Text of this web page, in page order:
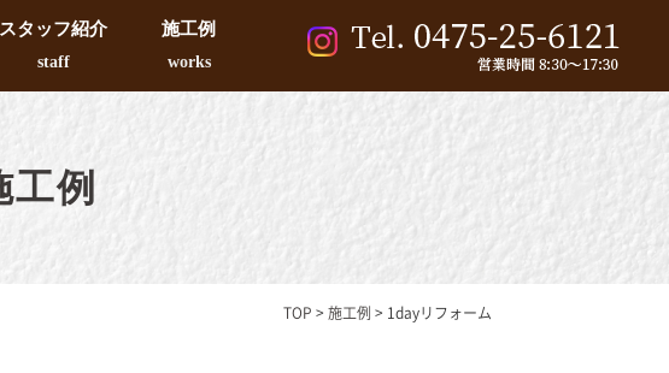
スタッフ紹介
staff
施工例
works
例
TOP > 施工例 > 1dayリフォーム